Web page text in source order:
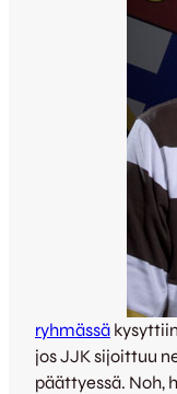
ryhmässä
jos JJK sijoittuu
päättyessä. Noh,